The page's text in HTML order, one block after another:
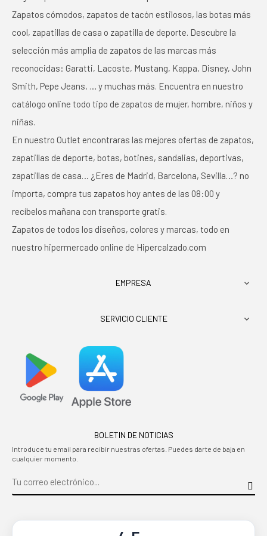
Zapatos cómodos, zapatos de tacón estilosos, las botas más
cool, zapatillas de casa o zapatilla de deporte. Descubre la
selección más amplia de zapatos de las marcas más
reconocidas: Garatti, Lacoste, Mustang, Kappa, Disney, John
Smith, Pepe Jeans, … y muchas más. Encuentra en nuestro
catálogo online todo tipo de zapatos de mujer, hombre, niños y
niñas.
En nuestro Outlet encontraras las mejores ofertas de zapatos,
zapatillas de deporte, botas, botines, sandalias, deportivas,
zapatillas de casa… ¿Eres de Madrid, Barcelona, Sevilla…? no
importa, compra tus zapatos hoy antes de las 08:00 y
recíbelos mañana con transporte gratis.
Zapatos de todos los diseños, colores y marcas, todo en
nuestro hipermercado online de Hipercalzado.com
EMPRESA 
SERVICIO CLIENTE 
BOLETIN DE NOTICIAS
Introduce tu email para recibir nuestras ofertas. Puedes darte de baja en
cualquier momento.